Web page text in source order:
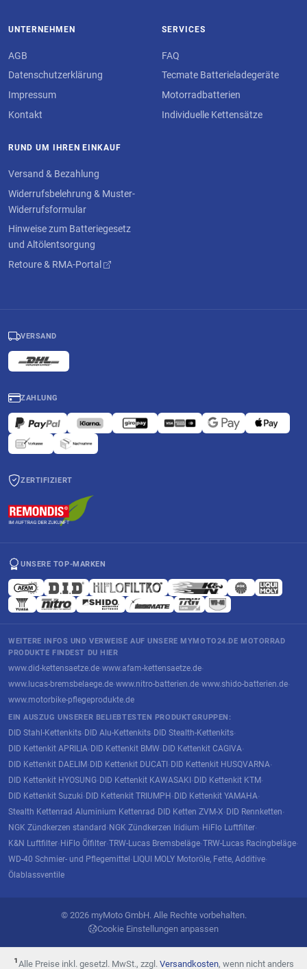
UNTERNEHMEN
AGB
Datenschutzerklärung
Impressum
Kontakt
SERVICES
FAQ
Tecmate Batterieladegeräte
Motorradbatterien
Individuelle Kettensätze
RUND UM IHREN EINKAUF
Versand & Bezahlung
Widerrufsbelehrung & Muster-
Widerrufsformular
Hinweise zum Batteriegesetz
und Altölentsorgung
Retoure & RMA-Portal
VERSAND
ZAHLUNG
ZERTIFIZIERT
UNSERE TOP-MARKEN
WEITERE INFOS UND VERWEISE AUF UNSERE MYMOTO24.DE MOTORRAD
PRODUKTE FINDEST DU HIER
www.did-kettensaetze.de·www.afam-kettensaetze.de·
www.lucas-bremsbelaege.de·www.nitro-batterien.de·www.shido-batterien.de·
www.motorbike-pflegeprodukte.de
EIN AUSZUG UNSERER BELIEBTESTEN PRODUKTGRUPPEN:
DID Stahl-Kettenkits· DID Alu-Kettenkits· DID Stealth-Kettenkits·
DID Kettenkit APRILIA· DID Kettenkit BMW· DID Kettenkit CAGIVA·
DID Kettenkit DAELIM· DID Kettenkit DUCATI· DID Kettenkit HUSQVARNA·
DID Kettenkit HYOSUNG· DID Kettenkit KAWASAKI· DID Kettenkit KTM·
DID Kettenkit Suzuki· DID Kettenkit TRIUMPH· DID Kettenkit YAMAHA·
Stealth Kettenrad·Aluminium Kettenrad· DID Ketten ZVM-X· DID Rennketten·
NGK Zündkerzen standard· NGK Zündkerzen Iridium· HiFlo Luftfilter·
K&N Luftfilter· HiFlo Ölfilter·TRW-Lucas Bremsbeläge·TRW-Lucas Racingbeläge·
WD-40 Schmier- und Pflegemittel· LIQUI MOLY Motoröle, Fette, Additive·
Ölablassventile
© 2026 myMoto GmbH. Alle Rechte vorbehalten.
Cookie Einstellungen anpassen
¹Alle Preise inkl. gesetzl. MwSt., zzgl. Versandkosten, wenn nicht anders